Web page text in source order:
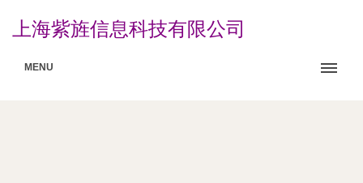
上海紫旌信息科技有限公司
MENU